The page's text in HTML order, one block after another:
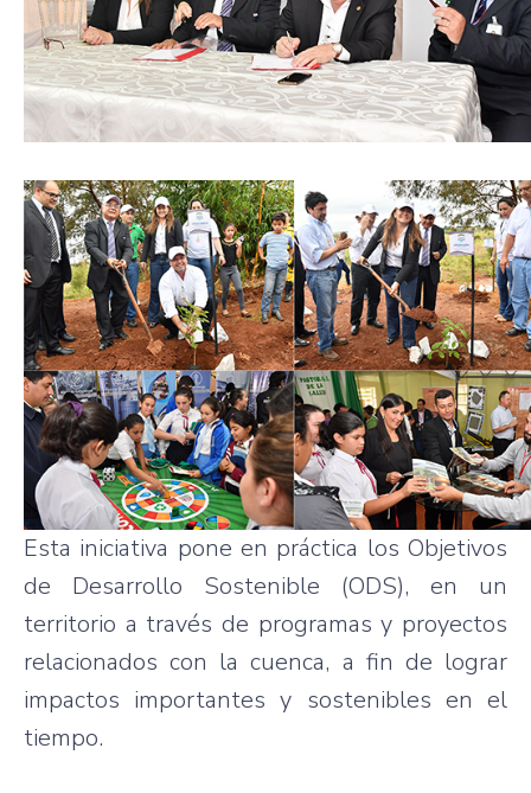
Esta iniciativa pone en práctica los Objetivos
de Desarrollo Sostenible (ODS), en un
territorio a través de programas y proyectos
relacionados con la cuenca, a fin de lograr
impactos importantes y sostenibles en el
tiempo.